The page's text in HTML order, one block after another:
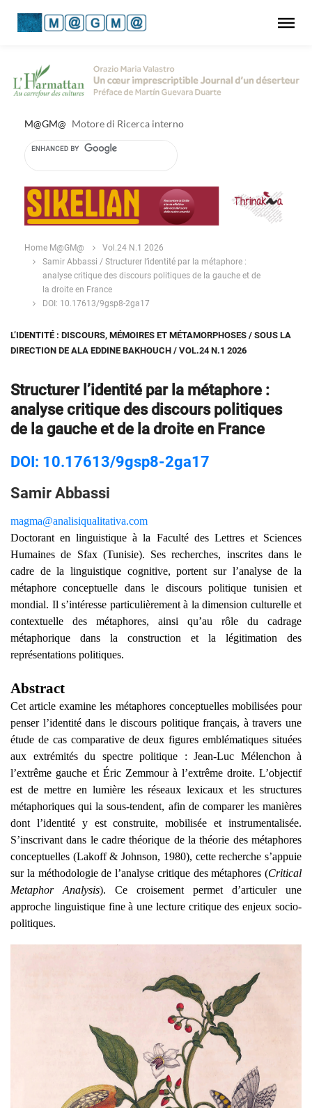
M@GM@ Motore di Ricerca interno
Home M@GM@
Vol.24 N.1 2026
Samir Abbassi / Structurer l’identité par la métaphore :
analyse critique des discours politiques de la gauche et de
la droite en France
DOI: 10.17613/9gsp8-2ga17
L’IDENTITÉ : DISCOURS, MÉMOIRES ET MÉTAMORPHOSES / SOUS LA
DIRECTION DE ALA EDDINE BAKHOUCH / VOL.24 N.1 2026
Structurer l’identité par la métaphore :
analyse critique des discours politiques
de la gauche et de la droite en France
DOI: 10.17613/9gsp8-2ga17
Samir Abbassi
magma@analisiqualitativa.com
Doctorant en linguistique à la Faculté des Lettres et Sciences
Humaines de Sfax (Tunisie). Ses recherches, inscrites dans le
cadre de la linguistique cognitive, portent sur l’analyse de la
métaphore conceptuelle dans le discours politique tunisien et
mondial. Il s’intéresse particulièrement à la dimension culturelle et
contextuelle des métaphores, ainsi qu’au rôle du cadrage
métaphorique dans la construction et la légitimation des
représentations politiques.
Abstract
Cet article examine les métaphores conceptuelles mobilisées pour
penser l’identité dans le discours politique français, à travers une
étude de cas comparative de deux figures emblématiques situées
aux extrémités du spectre politique : Jean-Luc Mélenchon à
l’extrême gauche et Éric Zemmour à l’extrême droite. L’objectif
est de mettre en lumière les réseaux lexicaux et les structures
métaphoriques qui la sous-tendent, afin de comparer les manières
dont l’identité y est construite, mobilisée et instrumentalisée.
S’inscrivant dans le cadre théorique de la théorie des métaphores
conceptuelles (Lakoff & Johnson, 1980), cette recherche s’appuie
sur la méthodologie de l’analyse critique des métaphores (Critical
Metaphor Analysis). Ce croisement permet d’articuler une
approche linguistique fine à une lecture critique des enjeux socio-
politiques.